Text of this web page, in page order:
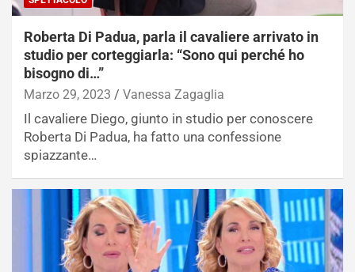
Roberta Di Padua, parla il cavaliere arrivato in
studio per corteggiarla: “Sono qui perché ho
bisogno di…”
Marzo 29, 2023 Vanessa Zagaglia
Il cavaliere Diego, giunto in studio per conoscere
Roberta Di Padua, ha fatto una confessione
spiazzante…